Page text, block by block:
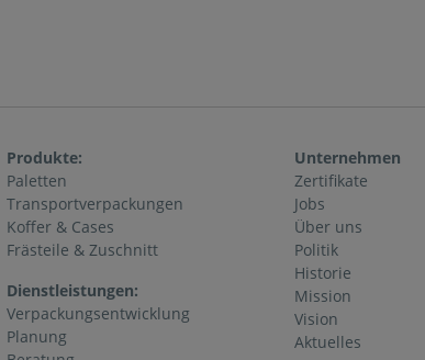
Produkte:
Paletten
Transportverpackungen
Koffer & Cases
Frästeile & Zuschnitt
Dienstleistungen:
Verpackungsentwicklung
Planung
Unternehmen
Zertifikate
Jobs
Über uns
Politik
Historie
Mission
Vision
Aktuelles